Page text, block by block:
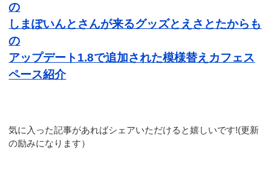
の
しまぽいんとさんが来るグッズとえさとたからも
の
アップデート1.8で追加された模様替えカフェス
ペース紹介
気に入った記事があればシェアいただけると嬉しいです!(更新
の励みになります）